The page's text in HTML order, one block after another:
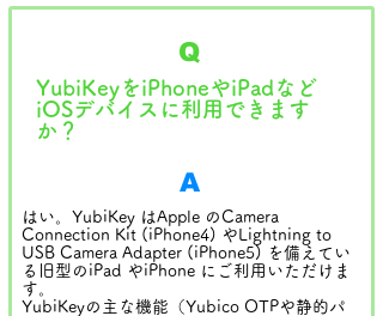
Q
YubiKeyをiPhoneやiPadなど
iOSデバイスに利用できます
か？
A
はい。YubiKey はApple のCamera
Connection Kit (iPhone4) やLightning to
USB Camera Adapter (iPhone5) を備えてい
る旧型のiPad やiPhone にご利用いただけま
す。
YubiKeyの主な機能（Yubico OTPや静的パ